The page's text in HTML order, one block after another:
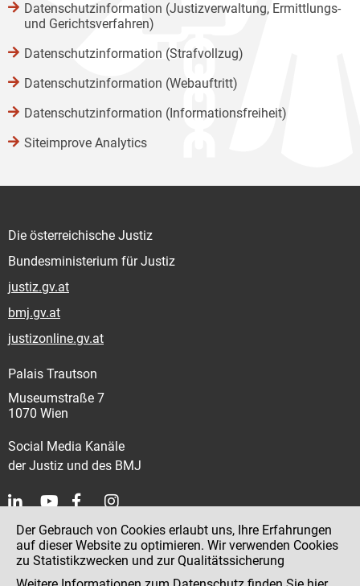
Datenschutzinformation (Justizverwaltung, Ermittlungs-
und Gerichtsverfahren)
Datenschutzinformation (Strafvollzug)
Datenschutzinformation (Webauftritt)
Datenschutzinformation (Informationsfreiheit)
Siteimprove Analytics
Die österreichische Justiz
Bundesministerium für Justiz
justiz.gv.at
bmj.gv.at
justizonline.gv.at
Palais Trautson
Museumstraße 7
1070 Wien
Social Media Kanäle
der Justiz und des BMJ
Kontakt
Impressum
Der Gebrauch von Cookies erlaubt uns, Ihre Erfahrungen
auf dieser Website zu optimieren. Wir verwenden Cookies
zu Statistikzwecken und zur Qualitätssicherung